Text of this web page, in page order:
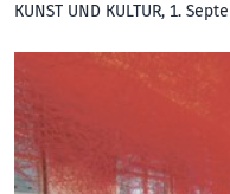
KUNST UND KULTUR, 1.